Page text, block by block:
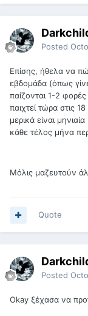
Posted
Επίσης, ήθελα να πώ
εβδομάδα (όπως
παίζονται 1-2
παιχτεί τώρα στις
μερικά είναι
κάθε τέλος μήνα
Μόλις μαζευτούν
Quote
Posted
Okay ξέχασα να